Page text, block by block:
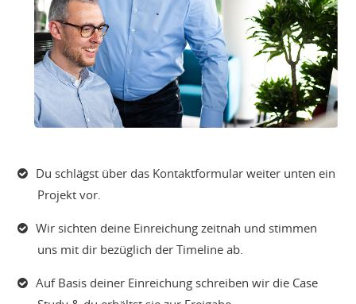
Du schlägst über das Kontaktformular weiter unten ein
Projekt vor.
Wir sichten deine Einreichung zeitnah und stimmen
uns mit dir bezüglich der Timeline ab.
Auf Basis deiner Einreichung schreiben wir die Case